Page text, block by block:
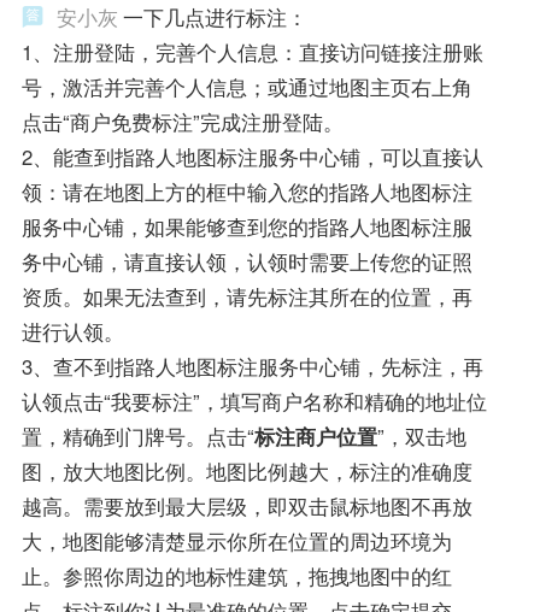
安小灰 一下几点进行标注：
1、注册登陆，完善个人信息：直接访问链接注册账
号，激活并完善个人信息；或通过地图主页右上角
点击“商户免费标注”完成注册登陆。
2、能查到指路人地图标注服务中心铺，可以直接认
领：请在地图上方的框中输入您的指路人地图标注
服务中心铺，如果能够查到您的指路人地图标注服
务中心铺，请直接认领，认领时需要上传您的证照
资质。如果无法查到，请先标注其所在的位置，再
进行认领。
3、查不到指路人地图标注服务中心铺，先标注，再
认领点击“我要标注”，填写商户名称和精确的地址位
置，精确到门牌号。点击“标注商户位置”，双击地
图，放大地图比例。地图比例越大，标注的准确度
越高。需要放到最大层级，即双击鼠标地图不再放
大，地图能够清楚显示你所在位置的周边环境为
止。参照你周边的地标性建筑，拖拽地图中的红